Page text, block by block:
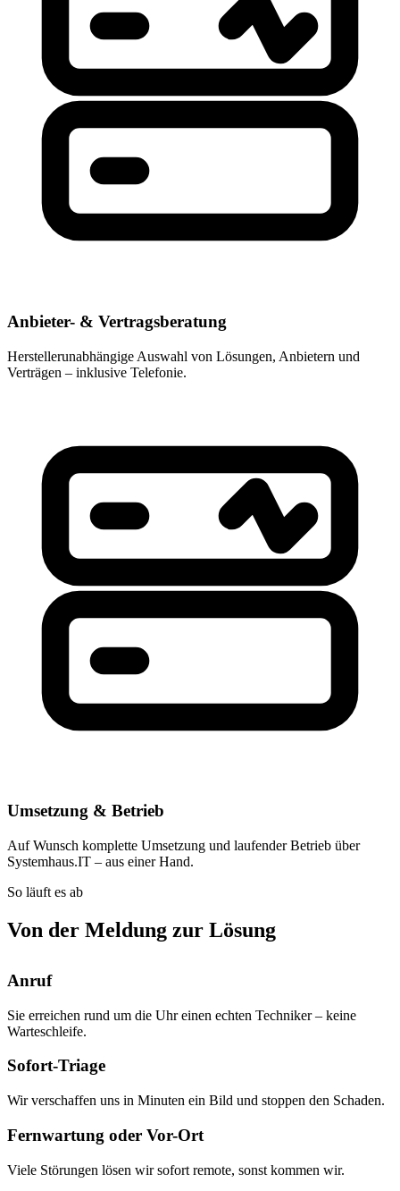
Anbieter- & Vertragsberatung
Herstellerunabhängige Auswahl von Lösungen, Anbietern und
Verträgen – inklusive Telefonie.
Umsetzung & Betrieb
Auf Wunsch komplette Umsetzung und laufender Betrieb über
Systemhaus.IT – aus einer Hand.
So läuft es ab
Von der Meldung zur Lösung
Anruf
Sie erreichen rund um die Uhr einen echten Techniker – keine
Warteschleife.
Sofort-Triage
Wir verschaffen uns in Minuten ein Bild und stoppen den Schaden.
Fernwartung oder Vor-Ort
Viele Störungen lösen wir sofort remote, sonst kommen wir.